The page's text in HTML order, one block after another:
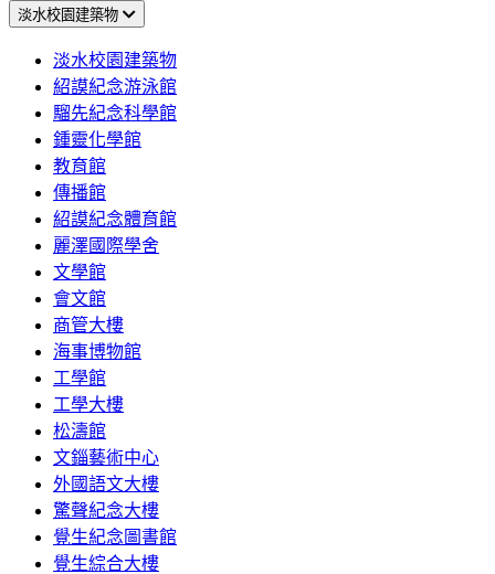
淡水校園建築物
淡水校園建築物
紹謨紀念游泳館
騮先紀念科學館
鍾靈化學館
教育館
傳播館
紹謨紀念體育館
麗澤國際學舍
文學館
會文館
商管大樓
海事博物館
工學館
工學大樓
松濤館
文錙藝術中心
外國語文大樓
驚聲紀念大樓
覺生紀念圖書館
覺生綜合大樓